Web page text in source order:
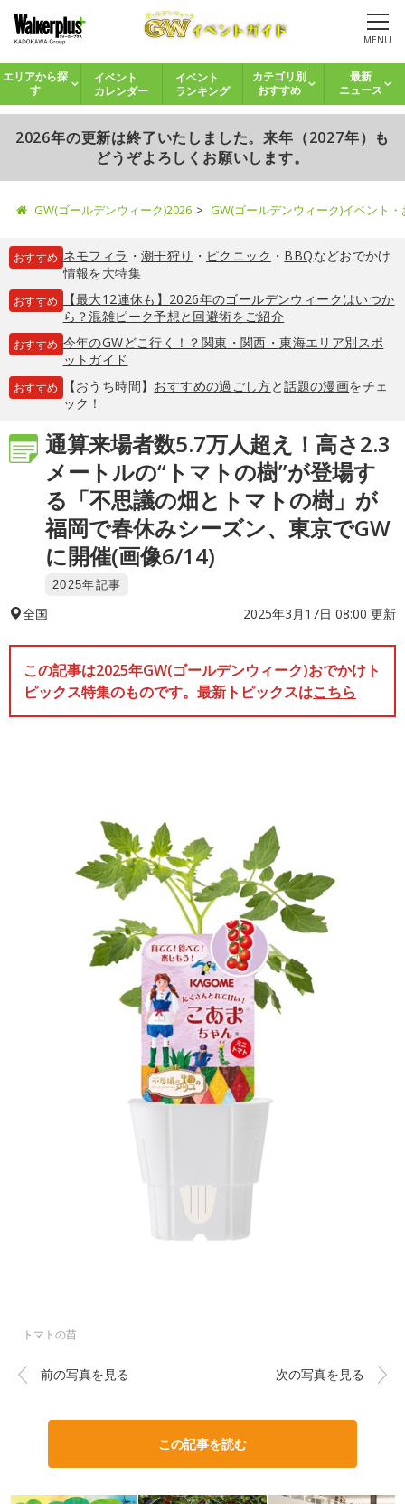
MENU
エリアから探
す
イベント
カレンダー
イベント
ランキング
カテゴリ別
おすすめ
最新
ニュース
2026年の更新は終了いたしました。来年（2027年）も
どうぞよろしくお願いします。
GW(ゴールデンウィーク)2026 GW(ゴールデンウィーク)イベント
おすすめ ネモフィラ ・ 潮干狩り ・ ピクニック ・ BBQなどおでかけ
情報を大特集
おすすめ
【最大12連休も】2026年のゴールデンウィークはいつか
ら？混雑ピーク予想と回避術をご紹介
おすすめ 今年のGWどこ行く！？関東・関西・東海エリア別スポ
ットガイド
おすすめ 【おうち時間】 おすすめの過ごし方と話題の漫画をチェ
ック！
通算来場者数5.7万人超え！高さ2.3
メートルの“トマトの樹”が登場す
る「不思議の畑とトマトの樹」が
福岡で春休みシーズン、東京でGW
に開催(画像6/14)
2025年記事
全国 2025年3月17日 08:00 更新
この記事は2025年GW(ゴールデンウィーク)おでかけト
ピックス特集のものです。最新トピックスはこちら
トマトの苗
前の写真を見る 次の写真を見る
この記事を読む